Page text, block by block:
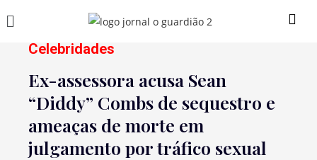
Celebridades
Ex-assessora acusa Sean
“Diddy” Combs de sequestro e
ameaças de morte em
julgamento por tráfico sexual